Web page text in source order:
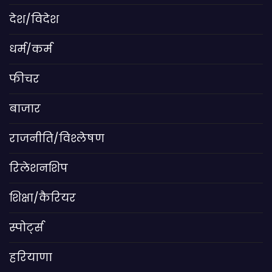
देश/विदेश
धर्म/कर्म
फीचर
बाजार
राजनीति/विश्लेषण
रिलेशनशिप
शिक्षा/कैरियर
स्पोर्ट्स
हरियाणा